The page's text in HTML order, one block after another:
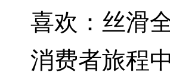
喜欢：丝滑
消费者旅程